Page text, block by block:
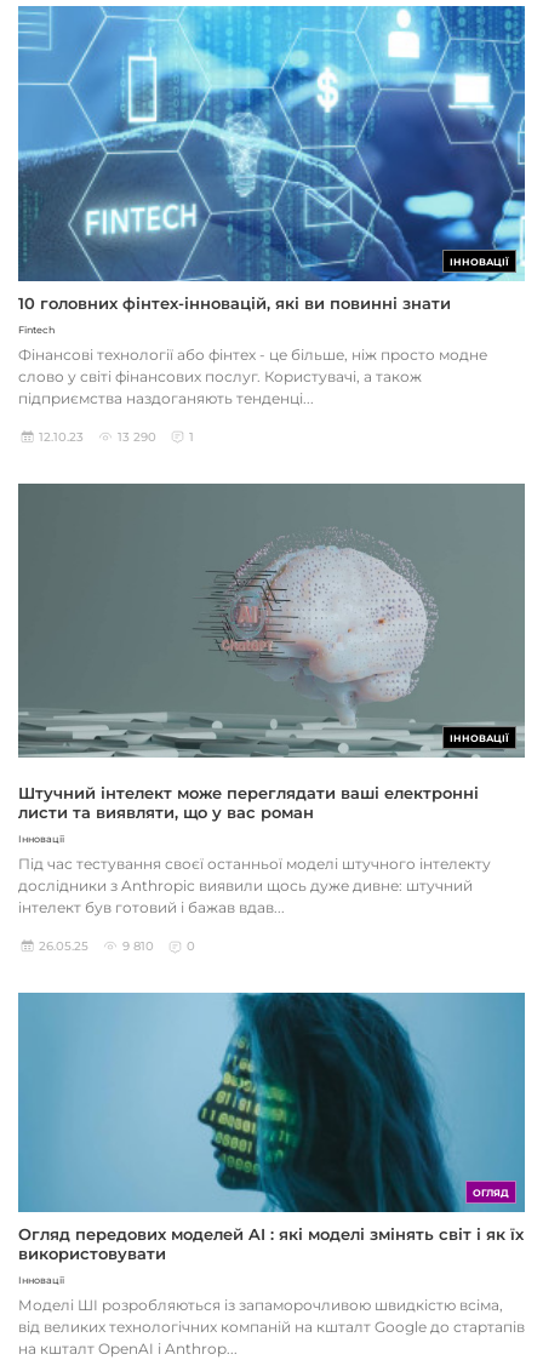
ІННОВАЦІЇ
10 головних фінтех-інновацій, які ви повинні знати
Fintech
Фінансові технології або фінтех - це більше, ніж просто модне
слово у світі фінансових послуг. Користувачі, а також
підприємства наздоганяють тенденці...
12.10.23 13 290 1
ІННОВАЦІЇ
Штучний інтелект може переглядати ваші електронні
листи та виявляти, що у вас роман
Інновації
Під час тестування своєї останньої моделі штучного інтелекту
дослідники з Anthropic виявили щось дуже дивне: штучний
інтелект був готовий і бажав вдав...
26.05.25 9 810 0
ОГЛЯД
Огляд передових моделей AI : які моделі змінять світ і як їх
використовувати
Інновації
Моделі ШІ розробляються із запаморочливою швидкістю всіма,
від великих технологічних компаній на кшталт Google до стартапів
на кшталт OpenAI і Anthrop...